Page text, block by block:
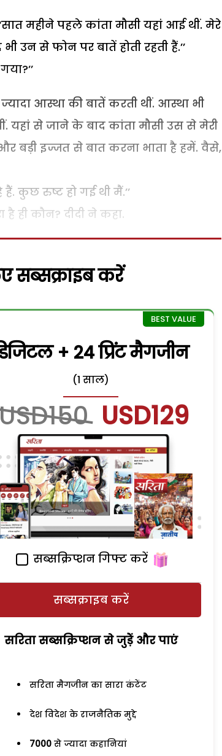
महीने पहले कांता मौसी यहां आई थीं. मेरे
उन से फोन पर बातें होती रहती हैं.’’
आस्था की बातें करती थीं. आस्था भी
यहां से जाने के बाद कांता मौसी उस से मेरी
बड़ी इज्जत से बात करना भाता है हमें. वैसे,
कुछ रुष्ट हो गई थी मैं.’’
है ही कौन? दीदी ने कहा.
सब्सक्राइब करें
+ 24 प्रिंट मैगजीन
(1 साल)
USD129
सब्सक्रिप्शन गिफ्ट करें
सब्सक्राइब करें
सरिता सब्सक्रिप्शन से जुड़ेें और पाएं
सरिता मैगजीन का सारा कंटेंट
देश विदेश के राजनैतिक मुद्दे
7000 से ज्यादा कहानियां